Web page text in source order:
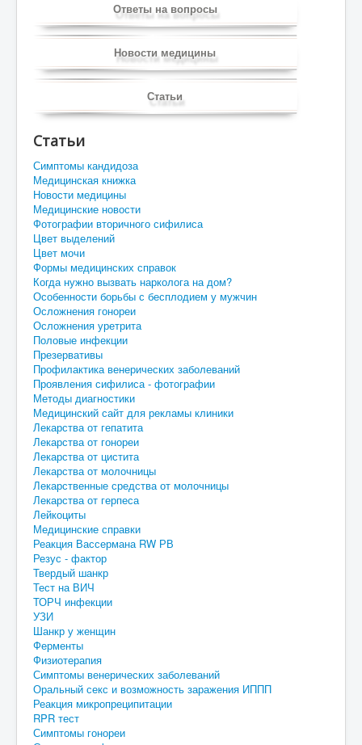
Ответы на вопросы
Новости медицины
Статьи
Статьи
Симптомы кандидоза
Медицинская книжка
Новости медицины
Медицинские новости
Фотографии вторичного сифилиса
Цвет выделений
Цвет мочи
Формы медицинских справок
Когда нужно вызвать нарколога на дом?
Особенности борьбы с бесплодием у мужчин
Осложнения гонореи
Осложнения уретрита
Половые инфекции
Презервативы
Профилактика венерических заболеваний
Проявления сифилиса - фотографии
Методы диагностики
Медицинский сайт для рекламы клиники
Лекарства от гепатита
Лекарства от гонореи
Лекарства от цистита
Лекарства от молочницы
Лекарственные средства от молочницы
Лекарства от герпеса
Лейкоциты
Медицинские справки
Реакция Вассермана RW РВ
Резус - фактор
Твердый шанкр
Тест на ВИЧ
ТОРЧ инфекции
УЗИ
Шанкр у женщин
Ферменты
Физиотерапия
Симптомы венерических заболеваний
Оральный секс и возможность заражения ИППП
Реакция микропреципитации
RPR тест
Симптомы гонореи